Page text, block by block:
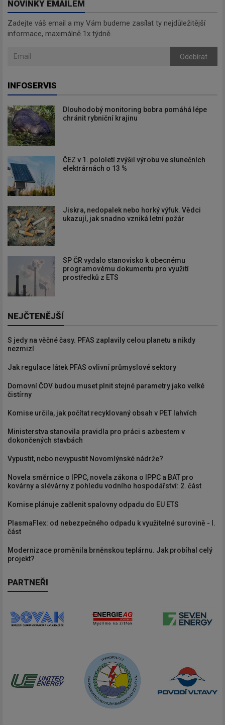
NOVINKY EMAILEM
Zadejte váš email a my Vám budeme zasílat ty nejdůležitější
informace, maximálně 1x týdně.
Odebírat
INFOSERVIS
Dlouhodobý monitoring bobra pomáhá lépe
chránit rybniční krajinu
ČEZ v 1. pololetí zvýšil výrobu ve slunečních
elektrárnách o 13 %
Jiskra, nedopalek nebo horký výfuk. Vědci
ukazují, jak snadno vzniká letní požár
SP ČR vydalo stanovisko k obecnému
programovému dokumentu pro využití
prostředků z ETS
NEJČTENĚJŠÍ
S jedy na věčné časy. PFAS zaplavily celou planetu a nikdy
nezmizí
Jak regulace látek PFAS ovlivní průmyslové sektory
Domovní ČOV budou muset plnit stejné parametry jako velké
čistírny
Komise určila, jak počítat recyklovaný obsah v PET lahvích
Ministerstva stanovila pravidla pro práci s azbestem v
dokončených stavbách
Vypustit, nebo nevypustit Novomlýnské nádrže?
Novela směrnice o IPPC, novela zákona o IPPC a BAT pro
kovárny a slévárny z pohledu vodního hospodářství: 2. část
Komise plánuje začlenit spalovny odpadu do EU ETS
PlasmaFlex: od nebezpečného odpadu k využitelné surovině - I.
část
Modernizace proměnila brněnskou teplárnu. Jak probíhal celý
projekt?
PARTNEŘI